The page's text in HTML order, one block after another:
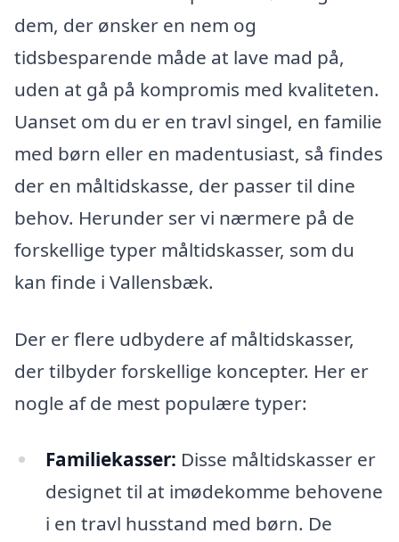
dem, der ønsker en nem og
tidsbesparende måde at lave mad på,
uden at gå på kompromis med kvaliteten.
Uanset om du er en travl singel, en familie
med børn eller en madentusiast, så findes
der en måltidskasse, der passer til dine
behov. Herunder ser vi nærmere på de
forskellige typer måltidskasser, som du
kan finde i Vallensbæk.
Der er flere udbydere af måltidskasser,
der tilbyder forskellige koncepter. Her er
nogle af de mest populære typer:
Familiekasser: Disse måltidskasser er
designet til at imødekomme behovene
i en travl husstand med børn. De